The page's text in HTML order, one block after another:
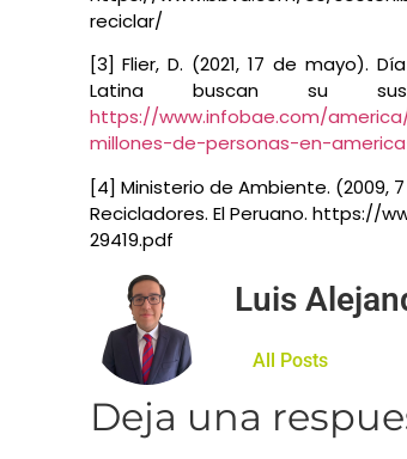
reciclar/
[3] Flier, D. (2021, 17 de mayo).
Latina buscan su
https://www.infobae.com/
millones-de-personas-en-
[4] Ministerio de Ambiente. (2009,
Recicladores. El Peruano. https://
29419.pdf
Luis
All Posts
Deja una